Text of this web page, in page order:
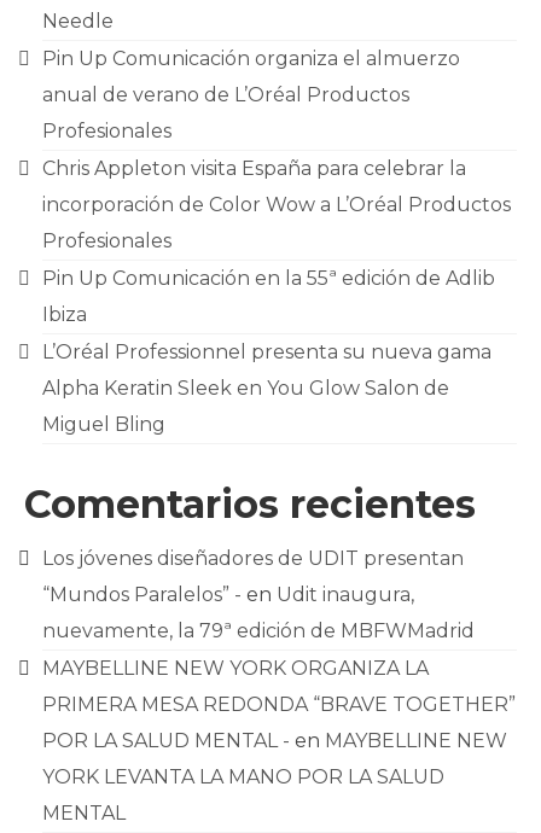
Needle
Pin Up Comunicación organiza el almuerzo
anual de verano de L’Oréal Productos
Profesionales
Chris Appleton visita España para celebrar la
incorporación de Color Wow a L’Oréal Productos
Profesionales
Pin Up Comunicación en la 55ª edición de Adlib
Ibiza
L’Oréal Professionnel presenta su nueva gama
Alpha Keratin Sleek en You Glow Salon de
Miguel Bling
Comentarios recientes
Los jóvenes diseñadores de UDIT presentan
“Mundos Paralelos” - en Udit inaugura,
nuevamente, la 79ª edición de MBFWMadrid
MAYBELLINE NEW YORK ORGANIZA LA
PRIMERA MESA REDONDA “BRAVE TOGETHER”
POR LA SALUD MENTAL - en MAYBELLINE NEW
YORK LEVANTA LA MANO POR LA SALUD
MENTAL